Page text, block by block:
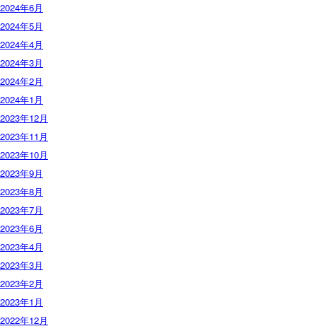
2024年6月
2024年5月
2024年4月
2024年3月
2024年2月
2024年1月
2023年12月
2023年11月
2023年10月
2023年9月
2023年8月
2023年7月
2023年6月
2023年4月
2023年3月
2023年2月
2023年1月
2022年12月